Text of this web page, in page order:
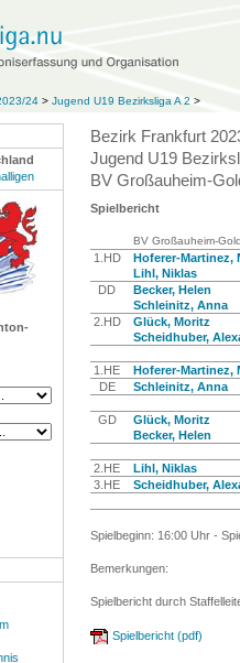
24 > Jugend U19 Bezirksliga A 2 >
Bezirk Frankfurt
Jugend U19
BV Großauheim-
Spielbericht
BV Großauheim-
1.HD
Hoferer-Martinez,
Lihl, Niklas
DD
Becker, Helen
Schleinitz, Anna
2.HD
Glück, Moritz
Scheidhuber,
1.HE Hoferer-Martinez,
DE
Schleinitz, Anna
GD
Glück, Moritz
Becker, Helen
2.HE Lihl, Niklas
3.HE
Scheidhuber,
Spielbeginn: 16:00 Uhr -
Bemerkungen:
Spielbericht durch
Spielbericht (pdf)